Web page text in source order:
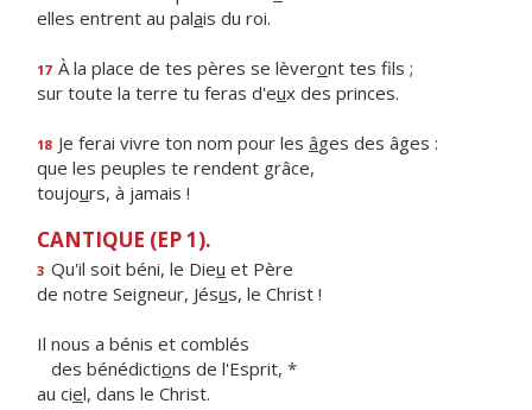
elles entrent au palais du roi.
17 À la place de tes pères se lèveront tes fils ;
sur toute la terre tu feras d'eux des princes.
18 Je ferai vivre ton nom pour les âges des âges :
que les peuples te rendent grâce,
toujours, à jamais !
CANTIQUE (EP 1).
3 Qu'il soit béni, le Dieu et Père
de notre Seigneur, Jésus, le Christ !
Il nous a bénis et comblés
des bénédictions de l'Esprit, *
au ciel, dans le Christ.